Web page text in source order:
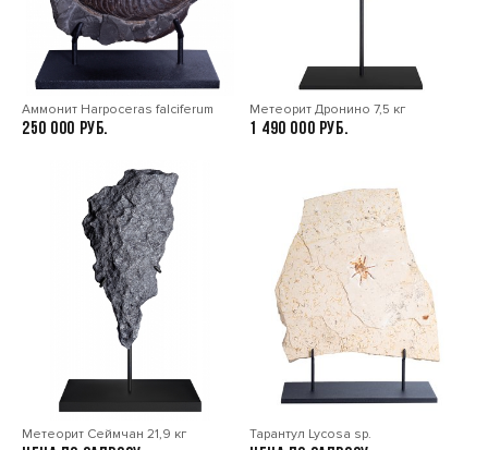
Аммонит Harpoceras falciferum
250 000
Метеорит Дронино 7,5 кг
1 490 000
Метеорит Сеймчан 21,9 кг Тарантул Lycosa sp.